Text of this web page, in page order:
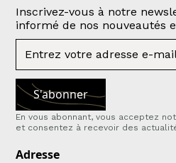
Inscrivez-vous à notre
informé de nos nouveautés
En vous abonnant, vous acceptez
et consentez à recevoir des
Adresse